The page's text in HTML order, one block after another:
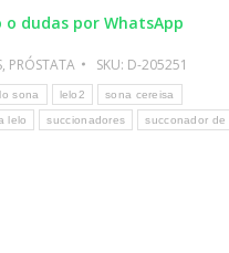
o dudas por WhatsApp
, PRÓSTATA SKU: D-205251
sona lelo2 sona cereisa
lelo succionadores succonador de